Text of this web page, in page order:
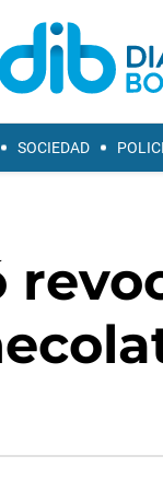
SOCIEDAD